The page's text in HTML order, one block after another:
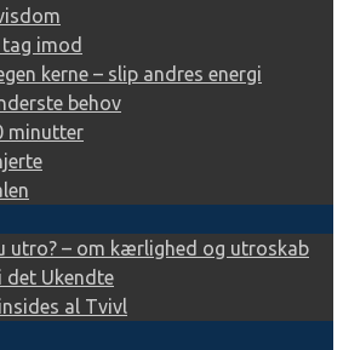
imod
kerne – slip andres energi
behov
minutter
utro? – om kærlighed og utroskab
det Ukendte
al Tvivl